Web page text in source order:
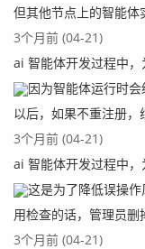
但其他节点上的智能体
3个月前 (04-21)
ai 智能体开发过程中，
因为智能体运行时
以后，如果不重注册
3个月前 (04-21)
ai 智能体开发过程中，
这是为了降低误操
用检查的话，管理员
3个月前 (04-21)